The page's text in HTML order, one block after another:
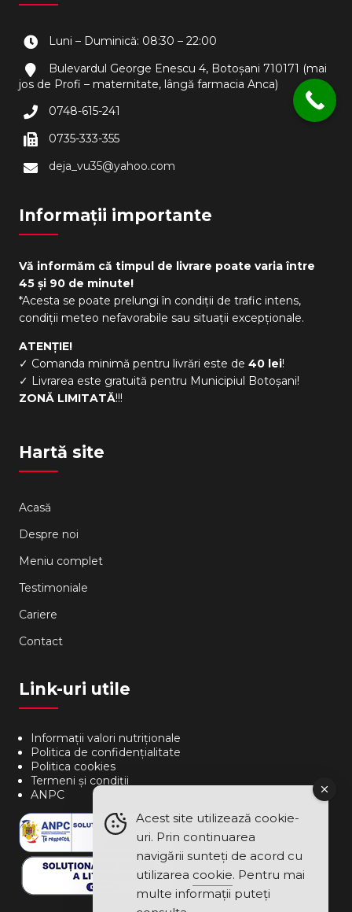
Luni – Duminică: 08:30 – 22:00
Bulevardul George Enescu 4, Botoșani 710171 (mai
jos de Profi – maternitate, lângă farmacia Anca)
0748-615-241
0735-333-355
deja_vu35@yahoo.com
Informații importante
Vă informăm că timpul de livrare poate varia între
45 și 90 de minute!
*Acesta se poate prelungi în condiții de trafic intens,
condiții meteo nefavorabile sau situații excepționale.
ATENȚIE!
✓ Comanda minimă pentru livrări este de40 lei!
✓ Livrarea este gratuită pentru Municipiul Botoșani!
ZONĂ LIMITATĂ!!!
Hartă site
Acasă
Despre noi
Meniu complet
Testimoniale
Cariere
Contact
Link-uri utile
Informații valori nutriționale
Politica de confidențialitate
Politica cookies
Termeni și condiții
ANPC
Acest site utilizează cookie-
uri. Prin continuarea
navigării sunteți de acord cu
utilizarea cookie. Pentru mai
multe informații puteți